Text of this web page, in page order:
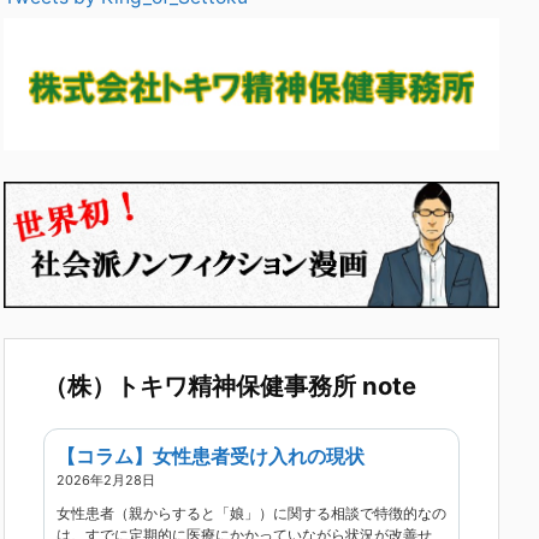
（株）トキワ精神保健事務所 note
【コラム】女性患者受け入れの現状
2026年2月28日
女性患者（親からすると「娘」）に関する相談で特徴的なの
は、すでに定期的に医療にかかっていながら状況が改善せ